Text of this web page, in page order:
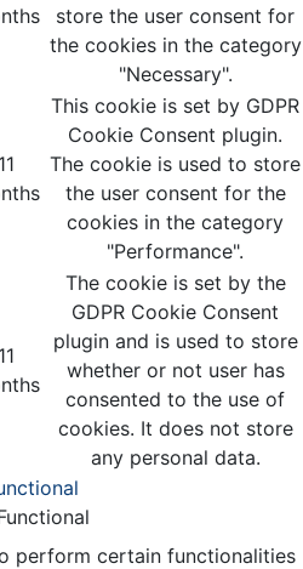
store the user consent for
the cookies in the category
"Necessary".
11
This cookie is set by GDPR
Cookie Consent plugin.
The cookie is used to store
the user consent for the
cookies in the category
"Performance".
11
The cookie is set by the
GDPR Cookie Consent
plugin and is used to store
whether or not user has
consented to the use of
cookies. It does not store
any personal data.
perform certain functionalities